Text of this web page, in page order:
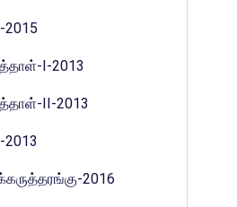
2015
I-2013
II-2013
2013
2016